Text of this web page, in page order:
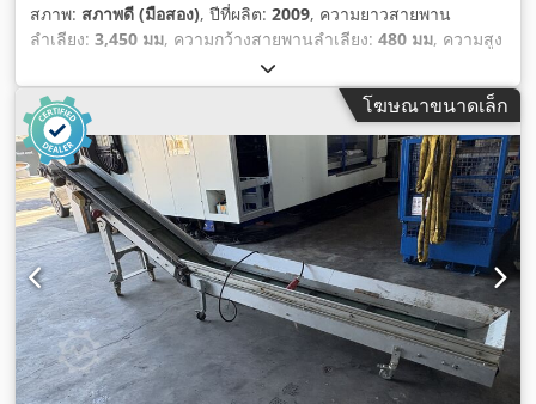
สภาพ: สภาพดี (มือสอง), ปีที่ผลิต: 2009, ความยาวสายพาน
ลำเลียง: 3,450 มม, ความกว้างสายพานลำเลียง: 480 มม, ความสูง
โฆษณาขนาดเล็ก